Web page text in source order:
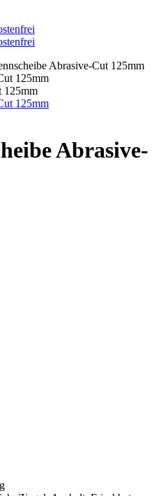
Abrasive-Cut 125mm
125mm
Abrasive-